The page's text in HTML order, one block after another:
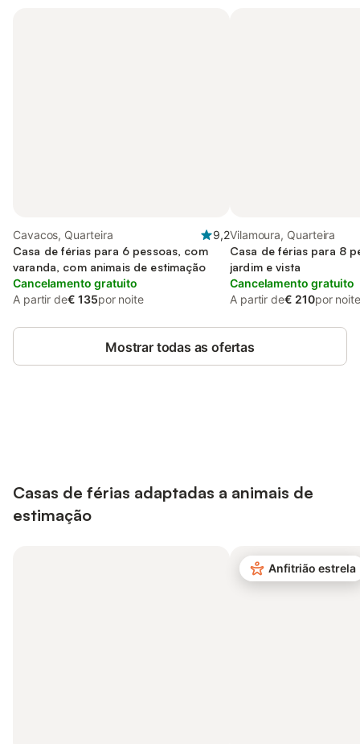
Cavacos, Quarteira
9,2
Casa de férias para 6 pessoas, com
varanda, com animais de estimação
Cancelamento gratuito
A partir de€ 135por noite
Vilamoura, Quarteira
Casa de férias para 8
jardim e vista
Cancelamento gratuito
A partir de€ 210por noite
Mostrar todas as ofertas
Casas de férias adaptadas a animais de
estimação
Anfitrião estrela